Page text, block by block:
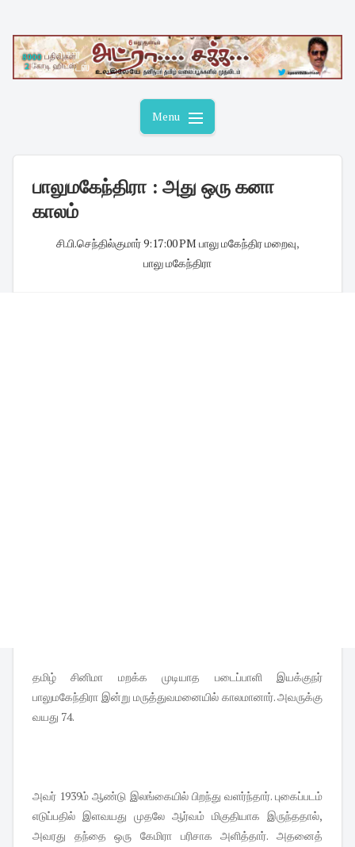
content
Menu
பாலுமகேந்திரா : அது ஒரு கனா
காலம்
சி.பி.செந்தில்குமார்·9:17:00 PM பாலு மகேந்திர மறைவு,
பாலு மகேந்திரா
தமிழ் சினிமா மறக்க முடியாத படைப்பாளி இயக்குநர்
பாலுமகேந்திரா இன்று மருத்துவமனையில் காலமானார். அவருக்கு
வயது 74.
அவர் 1939ம் ஆண்டு இலங்கையில் பிறந்து வளர்ந்தார். புகைப்படம்
எடுப்பதில் இளவயது முதலே ஆர்வம் மிகுதியாக இருந்ததால்,
அவரது தந்தை ஒரு கேமிரா பரிசாக அளித்தார். அதனைத்